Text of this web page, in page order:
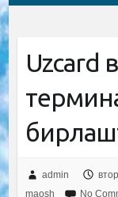
Uzcard
admin
maosh
No